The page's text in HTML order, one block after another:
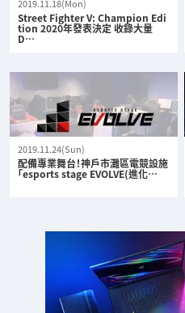
2019.11.18(Mon)
Street Fighter V: Champion Edi
tion 2020年發表決定 收錄大量
D…
2019.11.24(Sun)
配備專業舞台！神戶市灘區電競設施
「esports stage EVOLVE(進化…